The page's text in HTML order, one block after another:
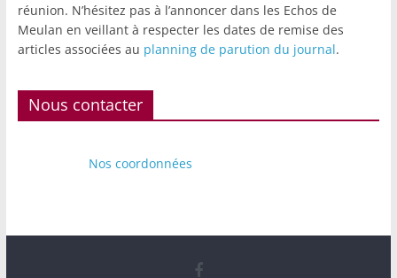
réunion. N’hésitez pas à l’annoncer dans les Echos de
Meulan en veillant à respecter les dates de remise des
articles associées au planning de parution du journal.
Nous contacter
Nos coordonnées